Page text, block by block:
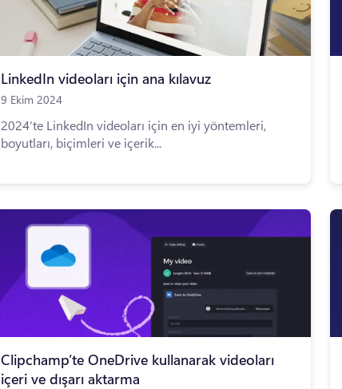
LinkedIn videoları için ana kılavuz
9 Ekim 2024
2024’te LinkedIn videoları için en iyi yöntemleri,
boyutları, biçimleri ve içerik...
Clipchamp’te OneDrive kullanarak videoları
içeri ve dışarı aktarma